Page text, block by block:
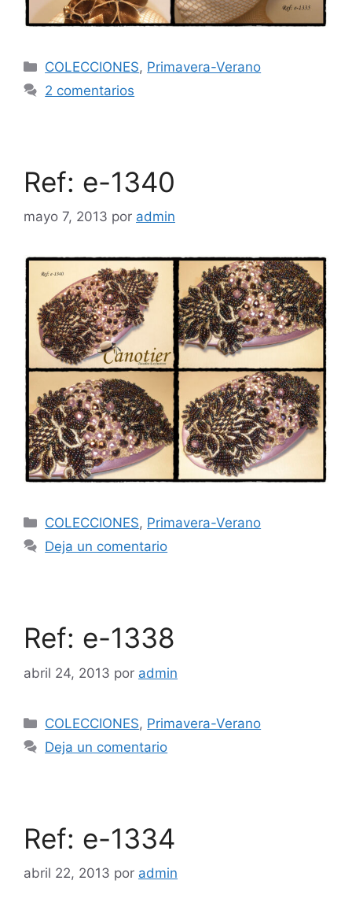
COLECCIONES, Primavera-Verano
2 comentarios
Ref: e-1340
mayo 7, 2013 por admin
COLECCIONES, Primavera-Verano
Deja un comentario
Ref: e-1338
abril 24, 2013 por admin
COLECCIONES, Primavera-Verano
Deja un comentario
Ref: e-1334
abril 22, 2013 por admin